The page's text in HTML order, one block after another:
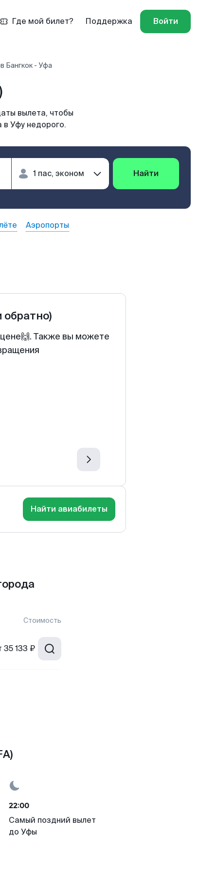
Где мой билет? Поддержка Войти
Бангкок - Уфа
вылета, чтобы
в Уфу недорого.
Найти
Аэропорты
обратно)
Также вы можете
Найти авиабилеты
Стоимость
35 133 ₽
22:00
Самый поздний вылет
до Уфы